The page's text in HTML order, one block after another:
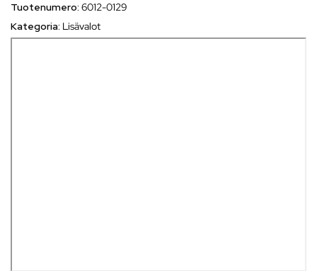
Tuotenumero: 6012-0129
Kategoria: Lisävalot